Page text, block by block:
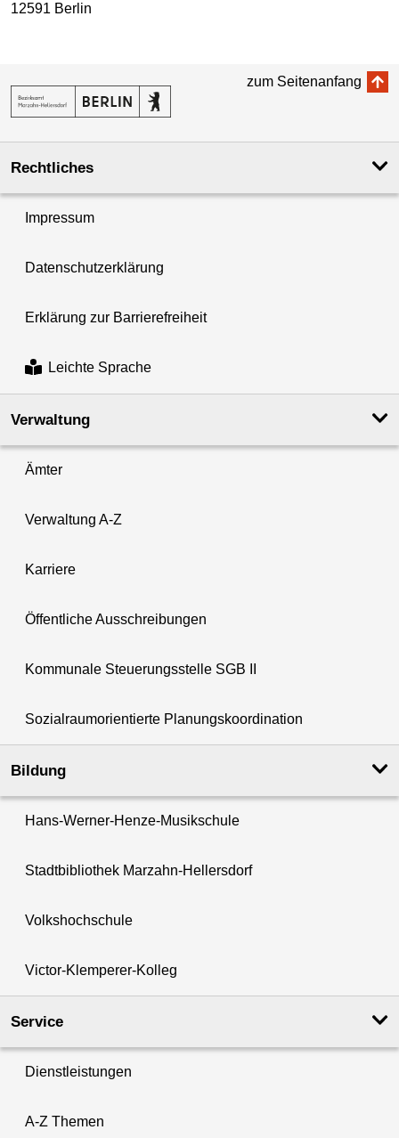
12591 Berlin
zum Seitenanfang
Rechtliches
Impressum
Datenschutzerklärung
Erklärung zur Barrierefreiheit
Leichte Sprache
Verwaltung
Ämter
Verwaltung A-Z
Karriere
Öffentliche Ausschreibungen
Kommunale Steuerungsstelle SGB II
Sozialraumorientierte Planungskoordination
Bildung
Hans-Werner-Henze-Musikschule
Stadtbibliothek Marzahn-Hellersdorf
Volkshochschule
Victor-Klemperer-Kolleg
Service
Dienstleistungen
A-Z Themen